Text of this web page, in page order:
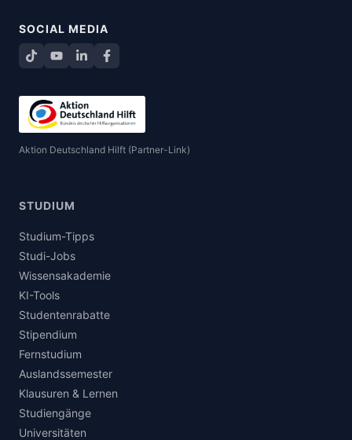
SOCIAL MEDIA
TikTokYouTube
LinkedInFacebook teilen
Aktion Deutschland Hilft (Partner-Link)
STUDIUM
Studium-Tipps
Studi-Jobs
Wissensakademie
KI-Tools
Studentenrabatte
Stipendium
Fernstudium
Auslandssemester
Klausuren & Lernen
Studiengänge
Universitäten